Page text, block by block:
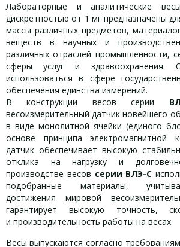
Лабораторные и аналитические
дискретностью от 1 мг предназначены
массы различных предметов,
веществ в научных и
различных отраслей промышленности,
сферы услуг и здравоохранения.
использоваться в сфере
обеспечения единства измерений.
В конструкции весов серии
весоизмерительный датчик новейшего
в виде монолитной ячейки (единого
основе принципа электромагнитной
датчик обеспечивает высокую
отклика на нагрузку и
производстве весов серии ВЛЭ-С
подобранные материалы,
достижения мировой
гарантирует высокую точность,
и производительность работы на весах.
Весы выпускаются согласно требованиям